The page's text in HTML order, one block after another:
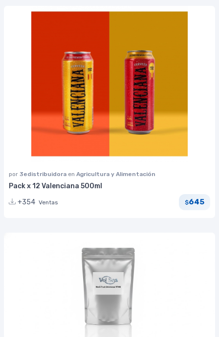
por 3edistribuidora en Agricultura y Alimentación
Pack x 12 Valenciana 500ml
+354 Ventas $645